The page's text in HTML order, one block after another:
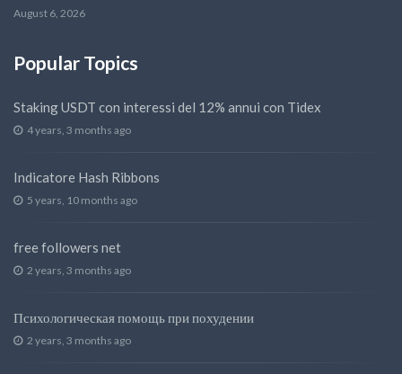
August 6, 2026
Popular Topics
Staking USDT con interessi del 12% annui con Tidex
4 years, 3 months ago
Indicatore Hash Ribbons
5 years, 10 months ago
free followers net
2 years, 3 months ago
Психологическая помощь при похудении
2 years, 3 months ago